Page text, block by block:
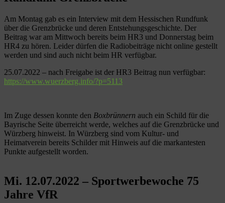
Am Montag gab es ein Interview mit dem Hessischen Rundfunk
über die Grenzbrücke und deren Entstehungsgeschichte. Der
Beitrag war am Mittwoch bereits beim HR3 und Donnerstag beim
HR4 zu hören. Leider dürfen die Radiobeiträge nicht online gestellt
werden und sind auch nicht beim HR verfügbar.
25.07.2022 – nach Freigabe ist der HR3 Beitrag nun verfügbar:
https://www.wuerzberg.info/?p=5113
Im Zuge dessen konnte den Boxbrünnern auch ein Schild für die
Bayrische Seite überreicht werde, welches auf die Grenzbrücke und
Würzberg hinweist. In Würzberg sind vom Kultur- und
Heimatverein bereits Schilder mit Hinweis auf die markantesten
Punkte aufgestellt worden.
Mi. 12.07.2022 – Sportwerbewoche 75
Jahre VfR